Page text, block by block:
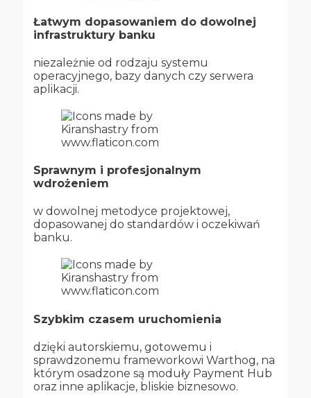
Łatwym dopasowaniem do dowolnej
infrastruktury banku
niezależnie od rodzaju systemu
operacyjnego, bazy danych czy serwera
aplikacji.
Sprawnym i profesjonalnym
wdrożeniem
w dowolnej metodyce projektowej,
dopasowanej do standardów i oczekiwań
banku.
Szybkim czasem uruchomienia
dzięki autorskiemu, gotowemu i
sprawdzonemu frameworkowi Warthog, na
którym osadzone są moduły Payment Hub
oraz inne aplikacje, bliskie biznesowo.